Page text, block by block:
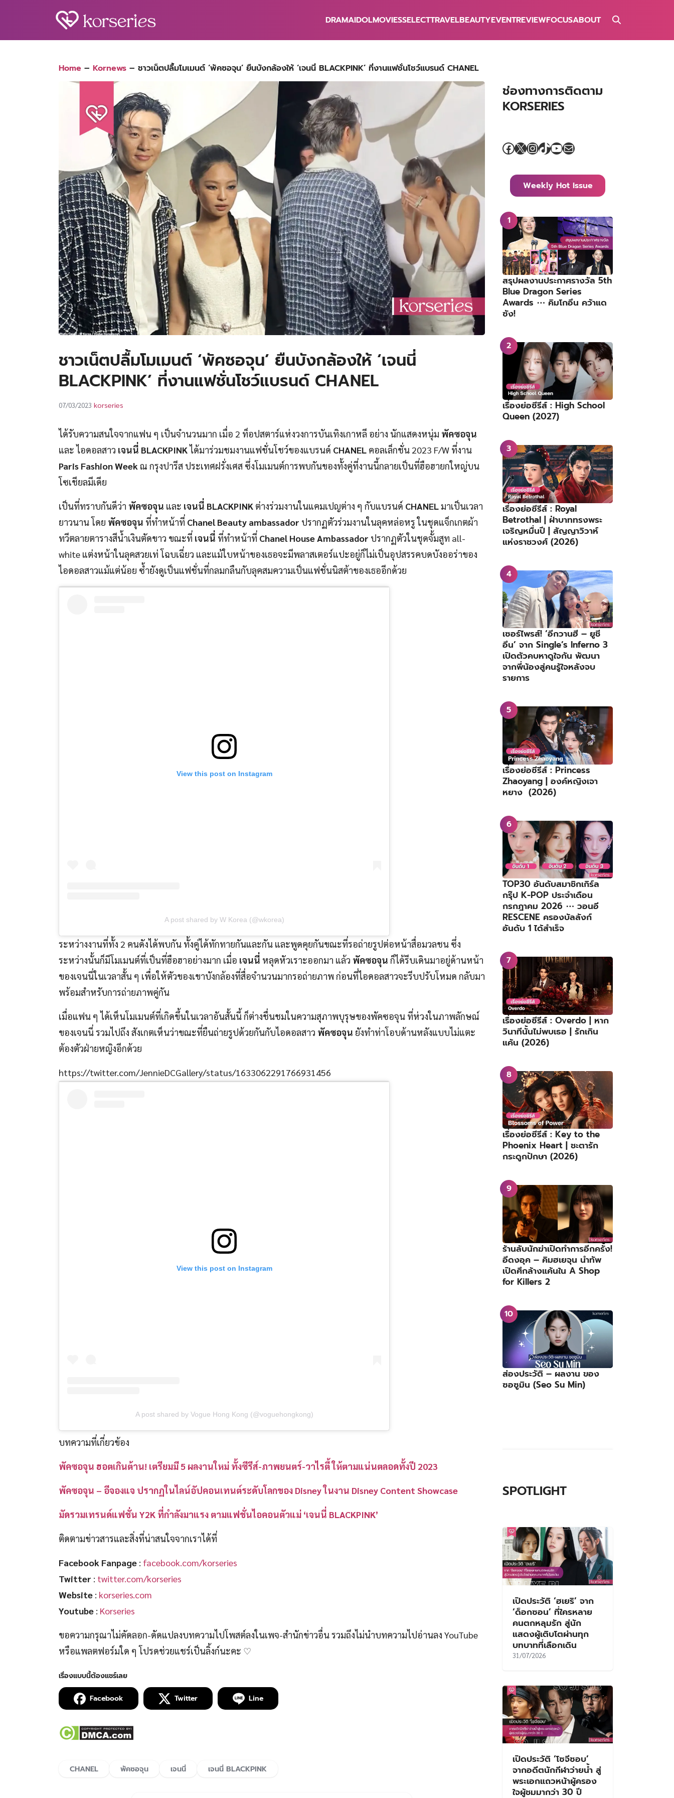
DRAMAIDOLMOVIESSELECTTRAVELBEAUTYEVENTREVIEWFOCUSABOUT
Home – Kornews – ชาวเน็ตปลื้มโมเมนต์ ‘พัคซอจุน’ ยืนบังกล้องให้ ‘เจนนี่ BLACKPINK’ ที่งานแฟชั่นโชว์แบรนด์ CHANEL
ชาวเน็ตปลื้มโมเมนต์ ‘พัคซอจุน’ ยืนบังกล้องให้ ‘เจนนี่
BLACKPINK’ ที่งานแฟชั่นโชว์แบรนด์ CHANEL
07/03/2023 korseries
ได้รับความสนใจจากแฟน ๆ เป็นจำนวนมาก เมื่อ 2 ท็อปสตาร์แห่งวงการบันเทิงเกาหลี อย่าง นักแสดงหนุ่ม พัคซอจุน
และ ไอดอลสาว เจนนี่ BLACKPINKได้มาร่วมชมงานแฟชั่นโชว์ของแบรนด์ CHANEL คอลเล็กชั่น 2023 F/W ที่งาน
Paris Fashion Week ณ กรุงปารีส ประเทศฝรั่งเศส ซึ่งโมเมนต์การพบกันของทั้งคู่ที่งานนี้กลายเป็นที่ฮือฮายกใหญ่บน
โซเชียลมีเดีย
เป็นที่ทราบกันดีว่า พัคซอจุน และ เจนนี่ BLACKPINK ต่างร่วมงานในแคมเปญต่าง ๆ กับแบรนด์ CHANEL มาเป็นเวลา
ยาวนาน โดย พัคซอจุน ที่ทำหน้าที่ Chanel Beauty ambassador ปรากฏตัวร่วมงานในลุคหล่อหรู ในชุดแจ็กเกตผ้า
ทวีตลายตารางสีน้ำเงินตัดขาว ขณะที่ เจนนี่ ที่ทำหน้าที่ Chanel House Ambassador ปรากฏตัวในชุดจั้มสูท all-
white แต่งหน้าในลุคสวยเท่ โฉบเฉี่ยว และแม้ใบหน้าของเธอจะมีพลาสเตอร์แปะอยู่ก็ไม่เป็นอุปสรรคบดบังออร่าของ
ไอดอลสาวแม้แต่น้อย ซ้ำยังดูเป็นแฟชั่นที่กลมกลืนกับลุคสมความเป็นแฟชั่นนิสต้าของเธออีกด้วย
View this post on Instagram
A post shared by W Korea (@wkorea)
ระหว่างงานที่ทั้ง 2 คนดังได้พบกัน ทั้งคู่ได้ทักทายกันและกัน และพูดคุยกันขณะที่รอถ่ายรูปต่อหน้าสื่อมวลชน ซึ่ง
ระหว่างนั้นก็มีโมเมนต์ที่เป็นที่ฮือฮาอย่างมาก เมื่อ เจนนี่ หลุดหัวเราะออกมา แล้ว พัคซอจุน ก็ได้รีบเดินมาอยู่ด้านหน้า
ของเจนนี่ในเวลาสั้น ๆ เพื่อให้ตัวของเขาบังกล้องที่สื่อจำนวนมากรอถ่ายภาพ ก่อนที่ไอดอลสาวจะรีบปรับโหมด กลับมา
พร้อมสำหรับการถ่ายภาพคู่กัน
เมื่อแฟน ๆ ได้เห็นโมเมนต์ที่เกิดขึ้นในเวลาอันสั้นนี้ ก็ต่างชื่นชมในความสุภาพบุรุษของพัคซอจุน ที่ห่วงในภาพลักษณ์
ของเจนนี่ รวมไปถึง สังเกตเห็นว่าขณะที่ยืนถ่ายรูปด้วยกันกับไอดอลสาว พัคซอจุน ยังทำท่าโอบด้านหลังแบบไม่แตะ
ต้องตัวฝ่ายหญิงอีกด้วย
https://twitter.com/JennieDCGallery/status/1633062291766931456
View this post on Instagram
A post shared by Vogue Hong Kong (@voguehongkong)
บทความที่เกี่ยวข้อง
พัคซอจุน ฮอตเกินต้าน! เตรียมมี 5 ผลงานใหม่ ทั้งซีรีส์-ภาพยนตร์-วาไรตี้ ให้ตามแน่นตลอดทั้งปี 2023
พัคซอจุน – อีจองแจ ปรากฏในไลน์อัปคอนเทนต์ระดับโลกของ Disney ในงาน Disney Content Showcase
มัดรวมเทรนด์แฟชั่น Y2K ที่กำลังมาแรง ตามแฟชั่นไอคอนตัวแม่ ‘เจนนี่ BLACKPINK’
ติดตามข่าวสารและสิ่งที่น่าสนใจจากเราได้ที่
Facebook Fanpage : facebook.com/korseries
Twitter : twitter.com/korseries
Website : korseries.com
Youtube : Korseries
ขอความกรุณาไม่คัดลอก-ดัดแปลงบทความไปโพสต์ลงในเพจ-สำนักข่าวอื่น รวมถึงไม่นำบทความไปอ่านลง YouTube
หรือแพลตฟอร์มใด ๆ โปรดช่วยแชร์เป็นลิ้งก์นะคะ ♡
Facebook Twitter Line
CHANEL พัคซอจุน เจนนี่ เจนนี่ BLACKPINK
ช่องทางการติดตาม
KORSERIES
Facebook
X Instagram
TikTok
YouTube
Mail
Weekly Hot Issue
สรุปผลงานประกาศรางวัล 5th
Blue Dragon Series
Awards ⋯ คิมโกอึน คว้าแด
ซัง!
เรื่องย่อซีรีส์ : High School
Queen (2027)
เรื่องย่อซีรีส์ : Royal
Betrothal | ฝ่าบาททรงพระ
เจริญหมื่นปี | สัญญาวิวาห์
แห่งราชวงศ์ (2026)
เซอร์ไพรส์! ‘อีกวานฮี – ยูชี
อึน’ จาก Single’s Inferno 3
เปิดตัวคบหาดูใจกัน พัฒนา
จากพี่น้องสู่คนรู้ใจหลังจบ
รายการ
เรื่องย่อซีรีส์ : Princess
Zhaoyang | องค์หญิงเจา
หยาง (2026)
TOP30 อันดับสมาชิกเกิร์ล
กรุ๊ป K-POP ประจำเดือน
กรกฎาคม 2026 ⋯ วอนอี
RESCENE ครองบัลลังก์
อันดับ 1 ได้สำเร็จ
เรื่องย่อซีรีส์ : Overdo | หาก
วินาทีนั้นไม่พบเธอ | รักเกิน
แค้น (2026)
เรื่องย่อซีรีส์ : Key to the
Phoenix Heart | ชะตารัก
กระดูกปักษา (2026)
ร้านลับนักฆ่าเปิดทำการอีกครั้ง!
อีดงอุค – คิมฮเยจุน นำทัพ
เปิดศึกล้างแค้นใน A Shop
for Killers 2
ส่องประวัติ – ผลงาน ของ
ซอซูมิน (Seo Su Min)
SPOTLIGHT
เปิดประวัติ ‘ฮเยริ’ จาก
‘ด็อกซอน’ ที่ใครหลาย
คนตกหลุมรัก สู่นัก
แสดงผู้เติบโตผ่านทุก
บทบาทที่เลือกเดิน
31/07/2026
เปิดประวัติ ‘โซจีซอบ’
จากอดีตนักกีฬาว่ายน้ำ สู่
พระเอกแถวหน้าผู้ครอง
ใจผู้ชมมากว่า 30 ปี